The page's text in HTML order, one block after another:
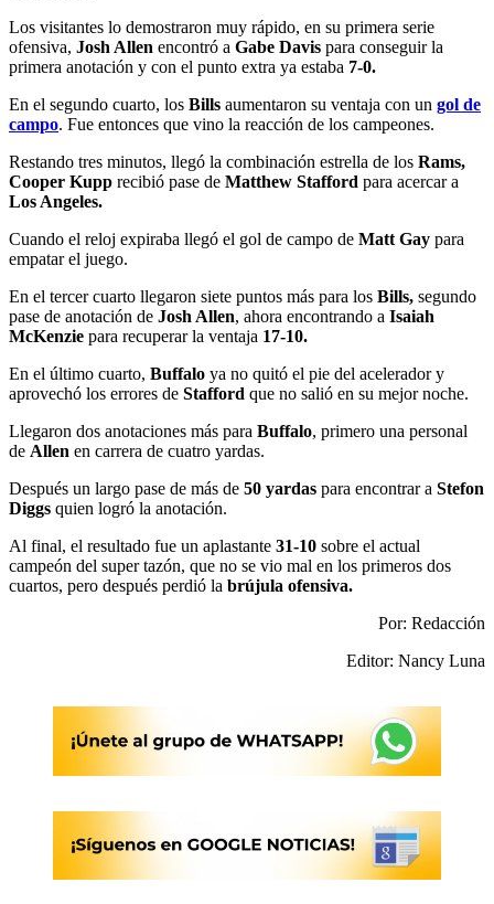
Los visitantes lo demostraron muy rápido, en su primera serie
ofensiva, Josh Allen encontró a Gabe Davis para conseguir la
primera anotación y con el punto extra ya estaba 7-0.
En el segundo cuarto, los Bills aumentaron su ventaja con un gol de
campo. Fue entonces que vino la reacción de los campeones.
Restando tres minutos, llegó la combinación estrella de los Rams,
Cooper Kupp recibió pase de Matthew Stafford para acercar a
Los Angeles.
Cuando el reloj expiraba llegó el gol de campo de Matt Gay para
empatar el juego.
En el tercer cuarto llegaron siete puntos más para los Bills, segundo
pase de anotación de Josh Allen, ahora encontrando a Isaiah
McKenzie para recuperar la ventaja 17-10.
En el último cuarto, Buffalo ya no quitó el pie del acelerador y
aprovechó los errores de Stafford que no salió en su mejor noche.
Llegaron dos anotaciones más para Buffalo, primero una personal
de Allen en carrera de cuatro yardas.
Después un largo pase de más de 50 yardas para encontrar a Stefon
Diggs quien logró la anotación.
Al final, el resultado fue un aplastante 31-10 sobre el actual
campeón del super tazón, que no se vio mal en los primeros dos
cuartos, pero después perdió la brújula ofensiva.
Por: Redacción
Editor: Nancy Luna